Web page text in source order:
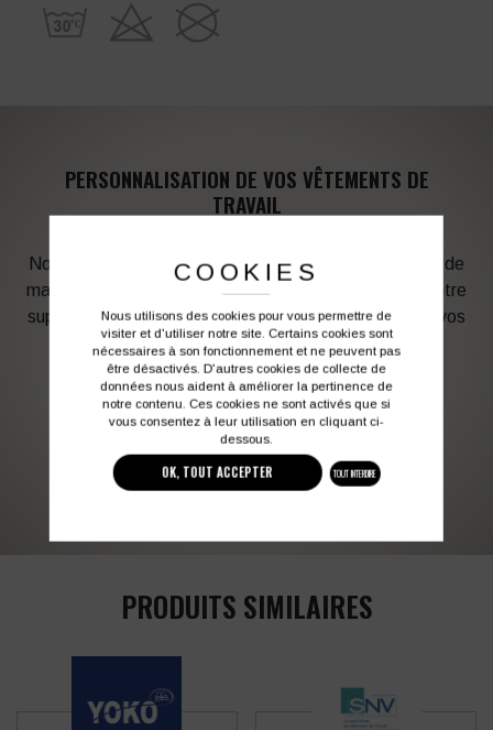
PERSONNALISATION DE VOS VÊTEMENTS DE
TRAVAIL
Notre graphiste connait les produits et les techniques de
marquage. Elle sera à votre service afin d’optimiser votre
support en fonction des contraintes techniques et de vos
besoins d’image. Profitez de son expérience !
Vous souhaitez avoir plus d’informations ?
03 27 28 87 86 contact@colbleu.fr
PRODUITS SIMILAIRES
COOKIES
Nous utilisons des cookies pour vous permettre de
visiter et d'utiliser notre site. Certains cookies sont
nécessaires à son fonctionnement et ne peuvent pas
être désactivés. D'autres cookies de collecte de
données nous aident à améliorer la pertinence de
notre contenu. Ces cookies ne sont activés que si
vous consentez à leur utilisation en cliquant ci-
dessous.
OK, TOUT ACCEPTER TOUT INTERDIRE